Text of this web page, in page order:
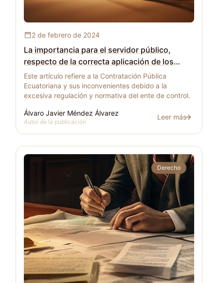
2 de febrero de 2024
La importancia para el servidor público,
respecto de la correcta aplicación de los
criterios emitidos por Contraloría General del
Estado en materia de Contratación Pública.
Este artículo refiere a la Contratación Pública
Ecuatoriana y sus inconvenientes debido a la
excesiva regulación y normativa del ente de control.
Álvaro Javier Méndez Álvarez
Autor de la publicación La importancia
Leer más
Derecho